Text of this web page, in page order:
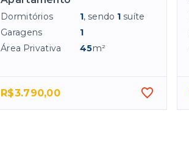
Dormitórios 1, sendo 1 suíte
Garagens
1
Área Privativa
45m²
R$3.790,00